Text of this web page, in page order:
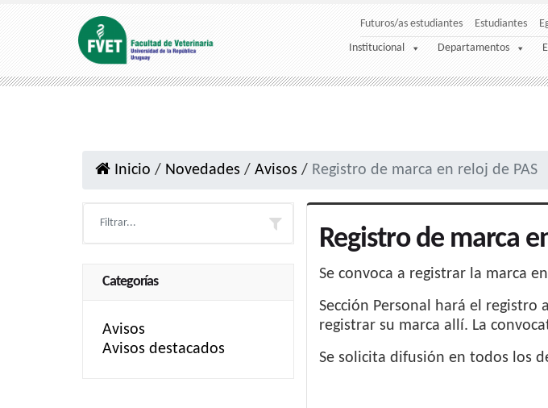
Futuros/as estudiantes Estudiantes
Institucional Departamentos
Inicio / Novedades / Avisos / Registro de marca en reloj de PAS
Categorías
Avisos
Avisos destacados
Registro de marca
Se convoca a registrar la marca
Sección Personal hará el registro
registrar su marca allí. La
Se solicita difusión en todos los